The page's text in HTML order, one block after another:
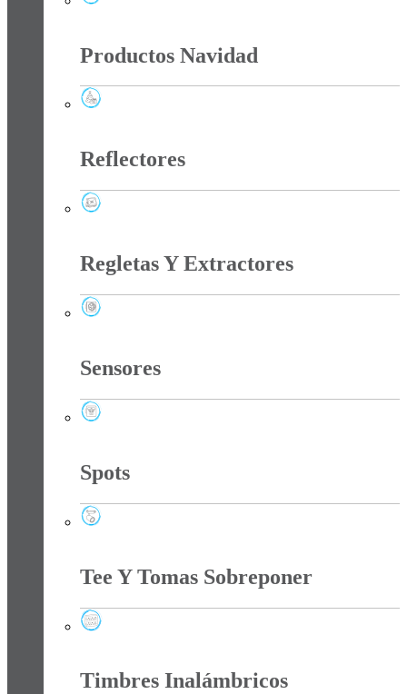
Productos Navidad
Reflectores
Regletas Y Extractores
Sensores
Spots
Tee Y Tomas Sobreponer
Timbres Inalámbricos